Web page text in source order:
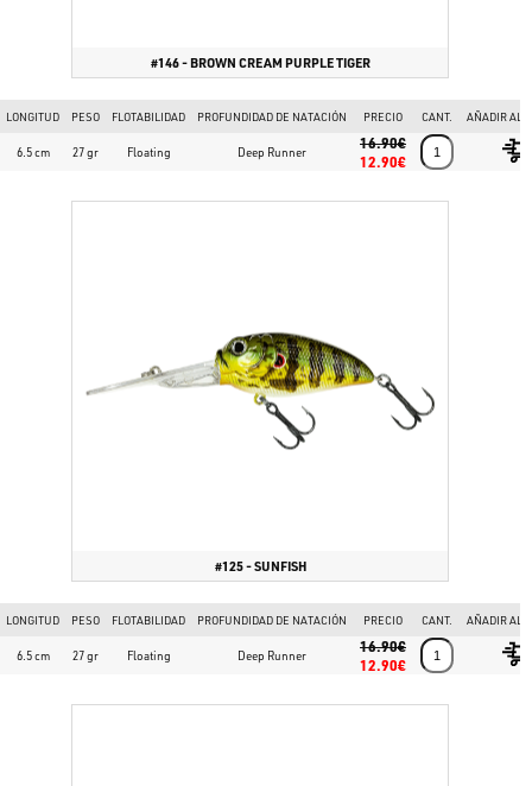
#146 - BROWN CREAM PURPLE TIGER
LONGITUD PESO FLOTABILIDAD PROFUNDIDAD DE NATACIÓN PRECIO CANT. AÑADIR AL
6.5 cm 27 gr Floating Deep Runner
16.90€
12.90€
#125 - SUNFISH
LONGITUD PESO FLOTABILIDAD PROFUNDIDAD DE NATACIÓN PRECIO CANT. AÑADIR AL
6.5 cm 27 gr Floating Deep Runner
16.90€
12.90€